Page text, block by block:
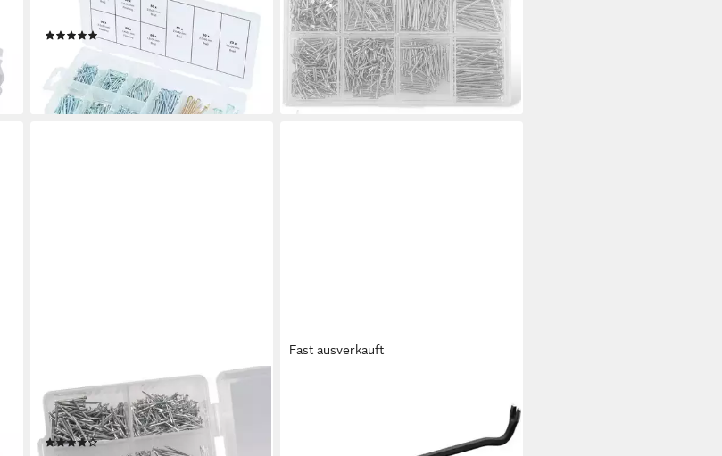
550-teilig
(1)
8,98 € 13,09 €
-31%
lieferbar - in 3-4 Werktagen bei dir
Stück
28,95 €
lieferbar - in 5-6 Werktagen bei dir
WORK-IT
Nagel Nagel Sortiment 1060 teilig
Drahtstifte Stahlstifte Set
(3)
Fast ausverkauft